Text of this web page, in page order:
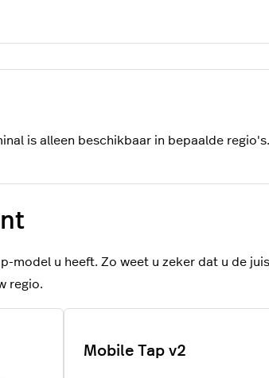
is alleen beschikbaar in bepaalde regio's.
model u heeft. Zo weet u zeker dat u de
regio.
Mobile Tap v2